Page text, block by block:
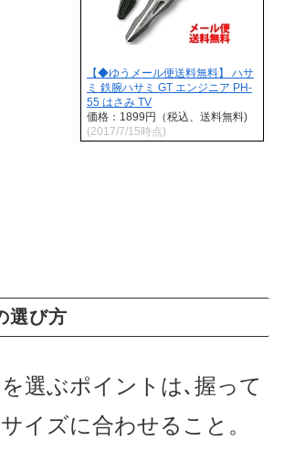
【◆ゆうメール便送料無料】 ハサ
ミ 鉄腕ハサミ GT エンジニア PH-
55 はさみ TV
価格：1899円（税込、送料無料)
(2017/7/15時点)
選び方
選ぶポイントは､握って
イズに合わせること。